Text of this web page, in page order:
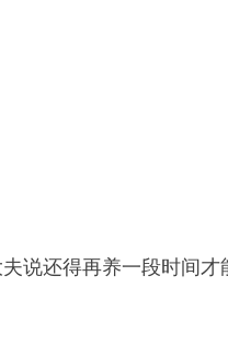
说还得再养一段时间才